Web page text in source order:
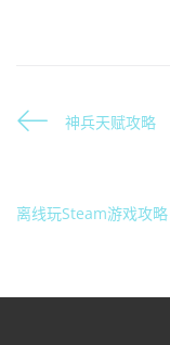
神兵天赋攻略
离线玩Steam游戏攻略